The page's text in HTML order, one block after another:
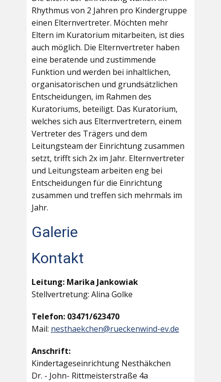
Rhythmus von 2 Jahren pro Kindergruppe
einen Elternvertreter. Möchten mehr
Eltern im Kuratorium mitarbeiten, ist dies
auch möglich. Die Elternvertreter haben
eine beratende und zustimmende
Funktion und werden bei inhaltlichen,
organisatorischen und grundsätzlichen
Entscheidungen, im Rahmen des
Kuratoriums, beteiligt. Das Kuratorium,
welches sich aus Elternvertretern, einem
Vertreter des Trägers und dem
Leitungsteam der Einrichtung zusammen
setzt, trifft sich 2x im Jahr. Elternvertreter
und Leitungsteam arbeiten eng bei
Entscheidungen für die Einrichtung
zusammen und treffen sich mehrmals im
Jahr.
Galerie
Kontakt
Leitung: Marika Jankowiak
Stellvertretung: Alina Golke
Telefon: 03471/623470
Mail: nesthaekchen@rueckenwind-ev.de
Anschrift:
Kindertageseinrichtung Nesthäkchen
Dr. - John- Rittmeisterstraße 4a